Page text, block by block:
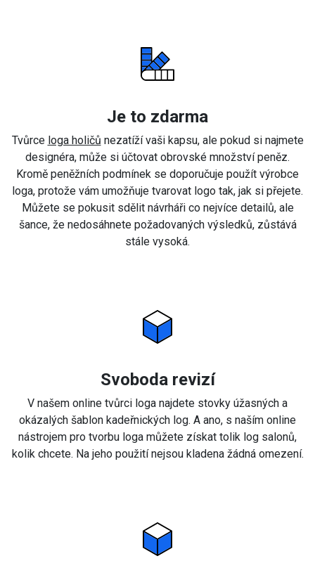
Je to zdarma
Tvůrce loga holičů nezatíží vaši kapsu, ale pokud si najmete
designéra, může si účtovat obrovské množství peněz.
Kromě peněžních podmínek se doporučuje použít výrobce
loga, protože vám umožňuje tvarovat logo tak, jak si přejete.
Můžete se pokusit sdělit návrháři co nejvíce detailů, ale
šance, že nedosáhnete požadovaných výsledků, zůstává
stále vysoká.
Svoboda revizí
V našem online tvůrci loga najdete stovky úžasných a
okázalých šablon kadeřnických log. A ano, s naším online
nástrojem pro tvorbu loga můžete získat tolik log salonů,
kolik chcete. Na jeho použití nejsou kladena žádná omezení.